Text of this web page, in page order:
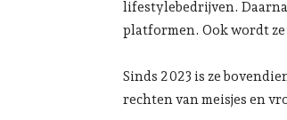
lifestylebedrijven.
platformen. Ook wordt ze
Sinds 2023 is ze
rechten van meisjes en